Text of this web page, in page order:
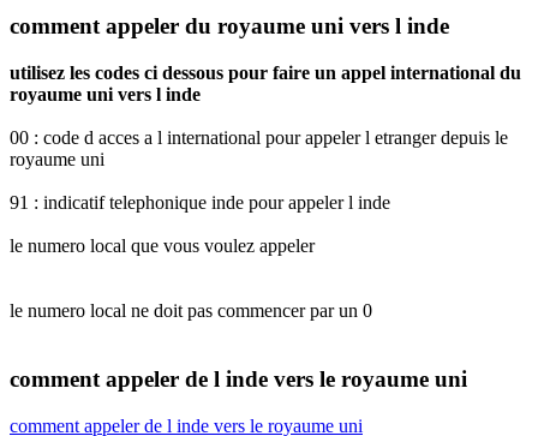
comment appeler du royaume uni vers l inde
utilisez les codes ci dessous pour faire un appel international du
royaume uni vers l inde
00 : code d acces a l international pour appeler l etranger depuis le
royaume uni
91 : indicatif telephonique inde pour appeler l inde
le numero local que vous voulez appeler
le numero local ne doit pas commencer par un 0
comment appeler de l inde vers le royaume uni
comment appeler de l inde vers le royaume uni